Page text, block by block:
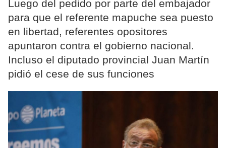
Luego del pedido por parte del embajador
para que el referente mapuche sea puesto
en libertad, referentes opositores
apuntaron contra el gobierno nacional.
Incluso el diputado provincial Juan Martín
pidió el cese de sus funciones